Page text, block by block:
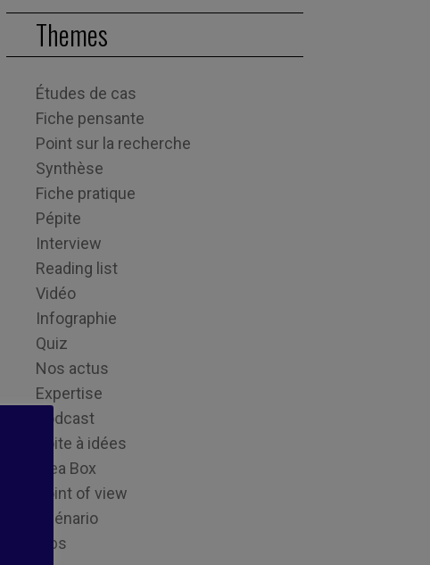
Themes
Études de cas
Fiche pensante
Point sur la recherche
Synthèse
Fiche pratique
Pépite
Interview
Reading list
Vidéo
Infographie
Quiz
Nos actus
Expertise
Podcast
Boite à idées
Idea Box
Point of view
Scénario
Tips